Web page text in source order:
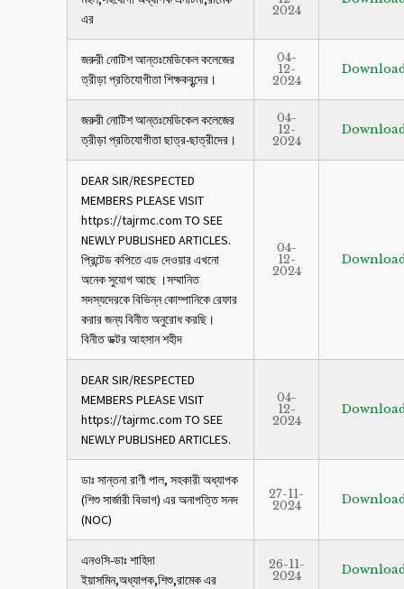
এর
2024
জরুরী নোটিশ আন্তঃমেডিকেল কলেজের
ত্রীড়া প্রতিযোগীতা শিক্ষকবৃন্দের।
04-
12-
2024
জরুরী নোটিশ আন্তঃমেডিকেল কলেজের
ত্রীড়া প্রতিযোগীতা ছাত্র-ছাত্রীদের।
04-
12-
2024
DEAR SIR/RESPECTED
MEMBERS PLEASE VISIT
https://tajrmc.com TO SEE
NEWLY PUBLISHED ARTICLES.
প্রিন্টেড কপিতে এড দেওয়ার এখনো
অনেক সুযোগ আছে ।সম্মানিত
সদস্যদেরকে বিভিন্ন কোম্পানিকে রেফার
করার জন্য বিনীত অনুরোধ করছি।
বিনীত ডক্টর আহসান শহীদ
04-
12-
2024
DEAR SIR/RESPECTED
MEMBERS PLEASE VISIT
https://tajrmc.com TO SEE
NEWLY PUBLISHED ARTICLES.
04-
12-
2024
ডাঃ সান্তনা রাণী পাল, সহকারী অধ্যাপক
(শিশু সার্জারী বিভাগ) এর অনাপত্তি সনদ
(NOC)
27-11-
2024
এনওসি-ডাঃ শাহিদা
ইয়াসমিন,অধ্যাপক,শিশু,রামেক এর
26-11-
2024